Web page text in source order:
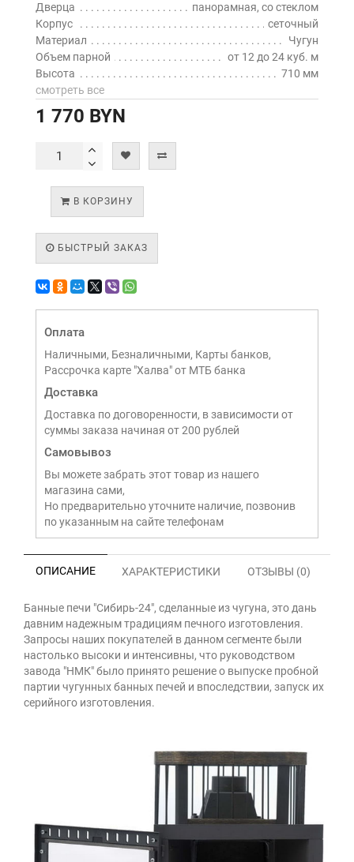
Дверца
панорамная, со стеклом
Корпус
сеточный
Материал
Чугун
Объем парной
от 12 до 24 куб. м
Высота
710 мм
смотреть все
1 770 BYN
В КОРЗИНУ
БЫСТРЫЙ ЗАКАЗ
Оплата
Наличными, Безналичными, Карты банков,
Рассрочка карте "Халва" от МТБ банка
Доставка
Доставка по договоренности, в зависимости от
суммы заказа начиная от 200 рублей
Самовывоз
Вы можете забрать этот товар из нашего
магазина сами,
Но предварительно уточните наличие, позвонив
по указанным на сайте телефонам
ОПИСАНИЕ ХАРАКТЕРИСТИКИ ОТЗЫВЫ (0)
Банные печи "Сибирь-24", сделанные из чугуна, это дань
давним надежным традициям печного изготовления.
Запросы наших покупателей в данном сегменте были
настолько высоки и интенсивны, что руководством
завода "НМК" было принято решение о выпуске пробной
партии чугунных банных печей и впоследствии, запуск их
серийного изготовления.